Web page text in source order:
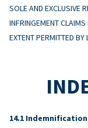
SOLE AND EXCLUSIVE
INFRINGEMENT
EXTENT PERMITTED BY